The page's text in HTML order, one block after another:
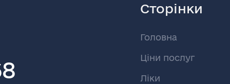
Сторінки
Головна
Ціни послуг
Ліки